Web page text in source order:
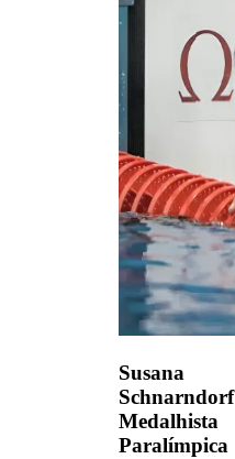
Susana
Schnarndorf
Medalhista
Paralímpica